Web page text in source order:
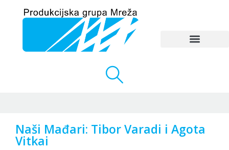
Naši Mađari: Tibor Varadi i Agota
Vitkai